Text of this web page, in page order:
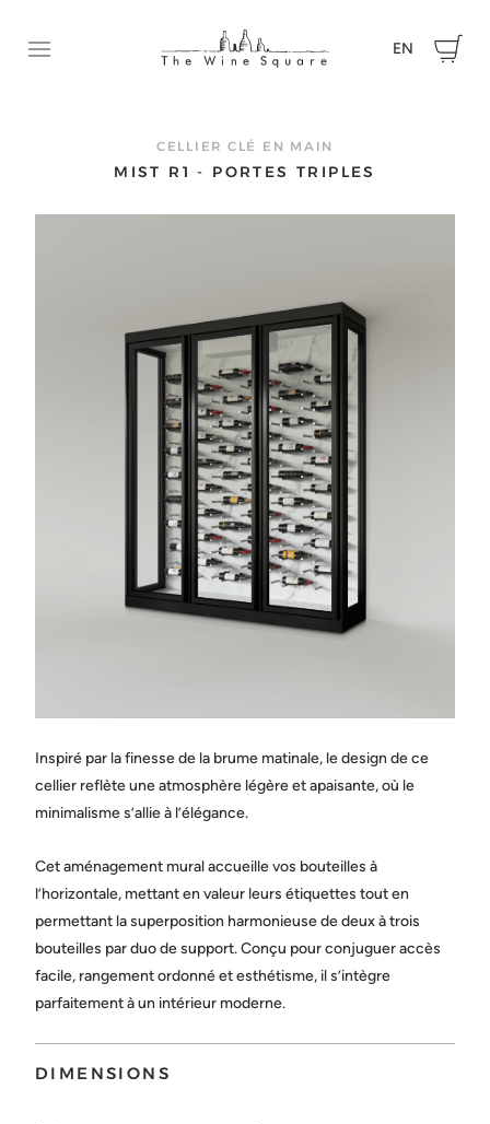
Ouvrir le menu EN
CELLIER CLÉ EN MAIN
MIST R1 - PORTES TRIPLES
Inspiré par la finesse de la brume matinale, le design de ce
cellier reflète une atmosphère légère et apaisante, où le
minimalisme s’allie à l’élégance.
Cet aménagement mural accueille vos bouteilles à
l’horizontale, mettant en valeur leurs étiquettes tout en
permettant la superposition harmonieuse de deux à trois
bouteilles par duo de support. Conçu pour conjuguer accès
facile, rangement ordonné et esthétisme, il s’intègre
parfaitement à un intérieur moderne.
DIMENSIONS
N’hésitez pas à communiquer avec nous pour nous faire
de votre projet et obtenir une soumission.
Prénom
État / province
Message
Partagez des photos de l’espace où sera installée la cave.
(facultatif)
Choisir...